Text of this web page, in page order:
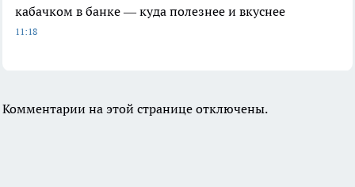
кабачком в банке — куда полезнее и вкуснее
11:18
Комментарии на этой странице отключены.